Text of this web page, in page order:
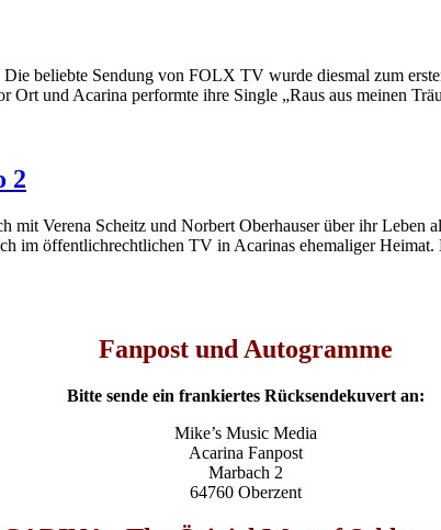
beliebte Sendung von FOLX TV wurde diesmal zum
Ort und Acarina performte ihre Single „Raus aus meinen
2
mit Verena Scheitz und Norbert Oberhauser über ihr
im öffentlichrechtlichen TV in Acarinas ehemaliger
Fanpost und Autogramme
Bitte sende ein frankiertes Rücksendekuvert an:
Mike’s Music Media
Acarina Fanpost
Marbach 2
64760 Oberzent